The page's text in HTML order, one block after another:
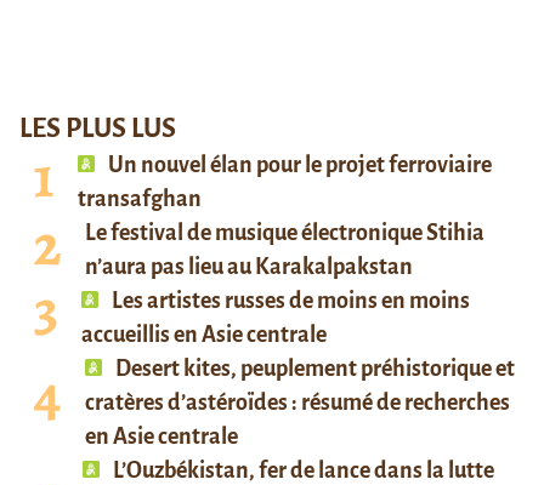
LES PLUS LUS
Un nouvel élan pour le projet ferroviaire
transafghan
Le festival de musique électronique Stihia
n’aura pas lieu au Karakalpakstan
Les artistes russes de moins en moins
accueillis en Asie centrale
Desert kites, peuplement préhistorique et
cratères d’astéroïdes : résumé de recherches
en Asie centrale
L’Ouzbékistan, fer de lance dans la lutte